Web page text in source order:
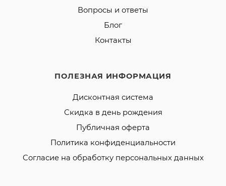
Вопросы и ответы
Блог
Контакты
ПОЛЕЗНАЯ ИНФОРМАЦИЯ
Дисконтная система
Скидка в день рождения
Публичная оферта
Политика конфиденциальности
Согласие на обработку персональных данных